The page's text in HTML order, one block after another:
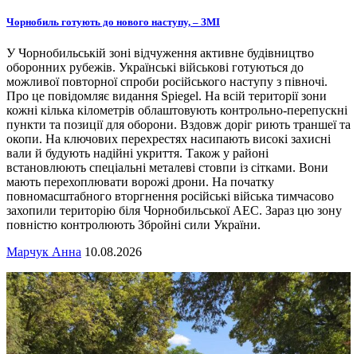
Чорнобиль готують до нового наступу, – ЗМІ
У Чорнобильській зоні відчуження активне будівництво
оборонних рубежів. Українські військові готуються до
можливої повторної спроби російського наступу з півночі.
Про це повідомляє видання Spiegel. На всій території зони
кожні кілька кілометрів облаштовують контрольно-перепускні
пункти та позиції для оборони. Вздовж доріг риють траншеї та
окопи. На ключових перехрестях насипають високі захисні
вали й будують надійні укриття. Також у районі
встановлюють спеціальні металеві стовпи із сітками. Вони
мають перехоплювати ворожі дрони. На початку
повномасштабного вторгнення російські війська тимчасово
захопили територію біля Чорнобильської АЕС. Зараз цю зону
повністю контролюють Збройні сили України.
Марчук Анна 10.08.2026